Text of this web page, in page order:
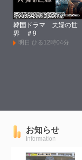
韓国ドラマ 夫婦の世
界 ＃9
明日 ひる12時04分
お知らせ
Information